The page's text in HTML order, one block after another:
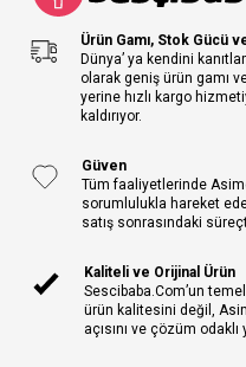
Ürün Gamı, Stok Gücü
Dünya’ ya kendini
olarak geniş ürün gamı
yerine hızlı kargo
kaldırıyor.
Güven
Tüm faaliyetlerinde
sorumlulukla hareket
satış sonrasındaki
Kaliteli ve Orijinal Ürün
Sescibaba.Com’un
ürün kalitesini değil,
açısını ve çözüm